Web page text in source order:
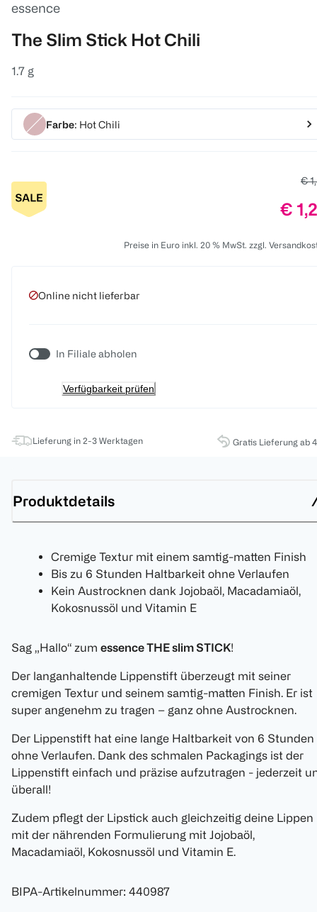
essence
The Slim Stick Hot Chili
1.7 g
Farbe: Hot Chili
€
€
Preise in Euro inkl. 20 % MwSt. zzgl.
Online nicht lieferbar
In Filiale abholen
Verfügbarkeit prüfen
Lieferung in 2-3 Werktagen Gratis Lieferung ab
Produktdetails
Cremige Textur mit einem samtig-matten Finish
Bis zu 6 Stunden Haltbarkeit ohne Verlaufen
Kein Austrocknen dank Jojobaöl, Macadamiaöl,
Kokosnussöl und Vitamin E
Sag „Hallo“ zum essence THE slim STICK!
Der langanhaltende Lippenstift überzeugt mit seiner
cremigen Textur und seinem samtig-matten Finish. Er ist
super angenehm zu tragen – ganz ohne Austrocknen.
Der Lippenstift hat eine lange Haltbarkeit von 6 Stunden
ohne Verlaufen. Dank des schmalen Packagings ist der
Lippenstift einfach und präzise aufzutragen - jederzeit
überall!
Zudem pflegt der Lipstick auch gleichzeitig deine Lippen
mit der nährenden Formulierung mit Jojobaöl,
Macadamiaöl, Kokosnussöl und Vitamin E.
BIPA-Artikelnummer: 440987